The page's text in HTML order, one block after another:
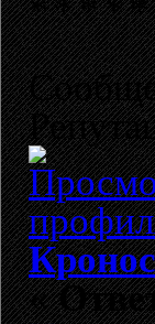
Кронос
«